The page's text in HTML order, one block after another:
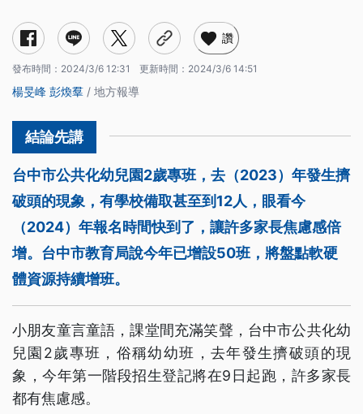
讚
發布時間： 2024/3/6 12:31 更新時間： 2024/3/6 14:51
楊旻峰 彭煥羣 / 地方報導
台中市公共化幼兒園2歲專班，去（2023）年發生擠
破頭的現象，有學校備取甚至到12人，眼看今
（2024）年報名時間快到了，讓許多家長焦慮感倍
增。台中市教育局說今年已增設50班，將盤點軟硬
體資源持續增班。
小朋友童言童語，課堂間充滿笑聲，台中市公共化幼
兒園2歲專班，俗稱幼幼班，去年發生擠破頭的現
象，今年第一階段招生登記將在9日起跑，許多家長
都有焦慮感。